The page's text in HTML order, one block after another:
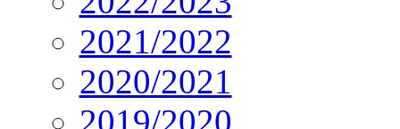
2021/2022
2020/2021
2019/2020